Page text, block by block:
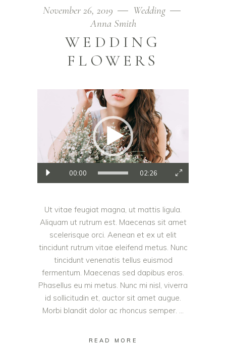
November 26, 2019
Wedding
Anna Smith
WEDDING
FLOWERS
00:00 02:26
Ut vitae feugiat magna, ut mattis ligula.
Aliquam ut rutrum est. Maecenas sit amet
scelerisque orci. Aenean et ex ut elit
tincidunt rutrum vitae eleifend metus. Nunc
tincidunt venenatis tellus euismod
fermentum. Maecenas sed dapibus eros.
Phasellus eu mi metus. Nunc mi nisl, viverra
id sollicitudin et, auctor sit amet augue.
Morbi blandit dolor ac rhoncus semper.
READ MORE